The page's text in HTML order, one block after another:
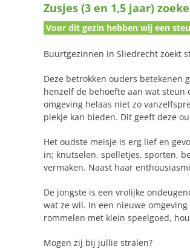
Zusjes (3 en 1,5 jaar)
Voor dit gezin hebben wij een
Buurtgezinnen in Sliedrecht zoekt
Deze betrokken ouders betekenen
henzelf de behoefte aan wat
omgeving helaas niet zo
plekje kan bieden. Dit geeft deze
Het oudste meisje is erg lief en
in; knutselen, spelletjes, sporten,
vermaken. Naast haar
De jongste is een vrolijke
wat ze wil. In een nieuwe
rommelen met klein speelgoed,
Mogen zij bij jullie stralen?